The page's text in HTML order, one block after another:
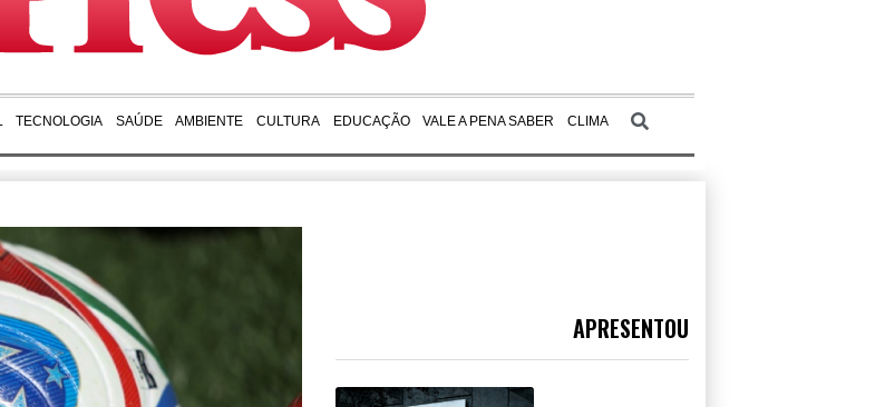
TECNOLOGIA SAÚDE AMBIENTE CULTURA EDUCAÇÃO VALE A PENA SABER CLIMA
APRESENTOU